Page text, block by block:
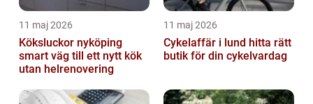
11 maj 2026
Köksluckor nyköping
smart väg till ett nytt kök
utan helrenovering
11 maj 2026
Cykelaffär i lund hitta rätt
butik för din cykelvardag